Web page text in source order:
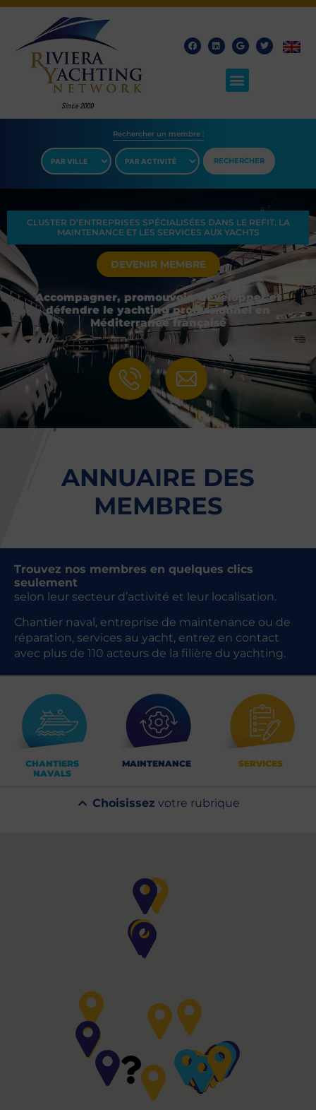
Rechercher un membre​ :
RECHERCHER
CLUSTER D’ENTREPRISES SPÉCIALISÉES DANS LE REFIT, LA
MAINTENANCE ET LES SERVICES AUX YACHTS
DEVENIR MEMBRE
Accompagner, promouvoir, développer et
défendre le yachting professionnel en
Méditerranée française
ANNUAIRE DES
MEMBRES
Trouvez nos membres en quelques clics
seulement
selon leur secteur d’activité et leur localisation.
Chantier naval, entreprise de maintenance ou de
réparation, services au yacht, entrez en contact
avec plus de 110 acteurs de la filière du yachting.
CHANTIERS
NAVALS
MAINTENANCE SERVICES
Choisissez votre rubrique